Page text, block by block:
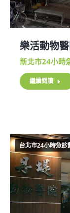
樂活動物
新北市24小時
繼續閱讀
台北市24小時急診